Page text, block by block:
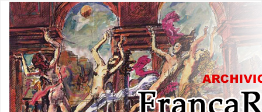
Salta al contenuto principale